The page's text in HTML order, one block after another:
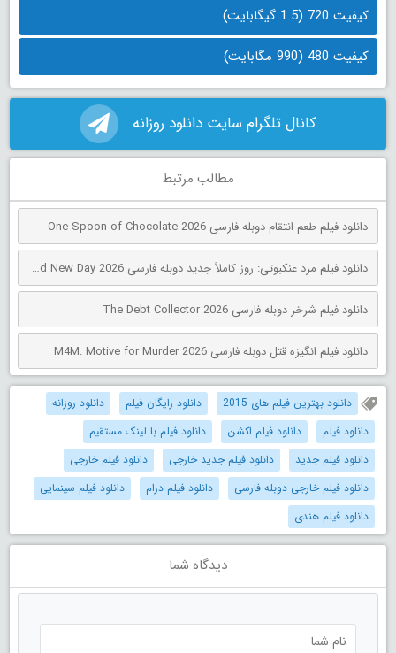
کیفیت 720 (1.5 گیگابایت)
کیفیت 480 (990 مگابایت)
کانال تلگرام سایت دانلود روزانه
مطالب مرتبط
دانلود فیلم طعم انتقام دوبله فارسی One Spoon of Chocolate 2026
دانلود فیلم مرد عنکبوتی: روز کاملاً جدید دوبله فارسی Spider-Man: Brand New Day 2026
دانلود فیلم شرخر دوبله فارسی The Debt Collector 2026
دانلود فیلم انگیزه قتل دوبله فارسی M4M: Motive for Murder 2026
دانلود بهترین فیلم های 2015 دانلود رایگان فیلم
دانلود روزانه
دانلود فیلم
دانلود فیلم اکشن
دانلود فیلم با لینک مستقیم
دانلود فیلم جدید
دانلود فیلم جدید خارجی
دانلود فیلم خارجی
دانلود فیلم خارجی دوبله فارسی
دانلود فیلم درام
دانلود فیلم سینمایی
دانلود فیلم هندی
دیدگاه شما